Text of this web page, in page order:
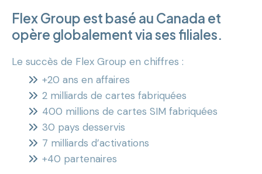
Flex Group est basé au Canada et
opère globalement via ses filiales.
Le succès de Flex Group en chiffres :
+20 ans en affaires
2 milliards de cartes fabriquées
400 millions de cartes SIM fabriquées
30 pays desservis
7 milliards d’activations
+40 partenaires